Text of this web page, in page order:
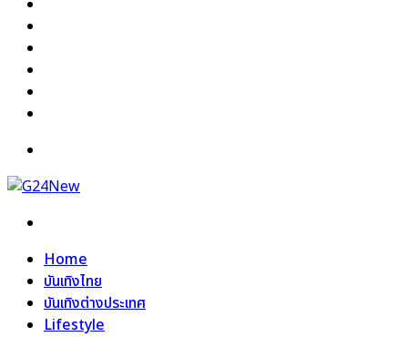
Home
บันเทิงไทย
บันเทิงต่างประเทศ
Lifestyle